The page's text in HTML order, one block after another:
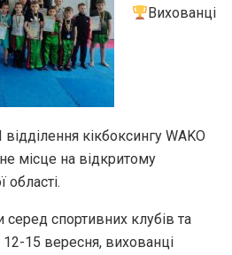
Вихованці
кікбоксингу WAKO
місце на відкритому
області.
серед спортивних клубів та
15 вересня, вихованці